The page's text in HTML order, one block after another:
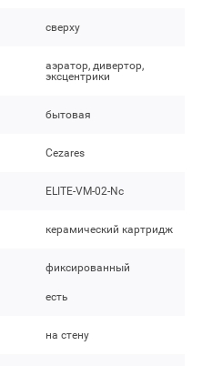
сверху
аэратор, дивертор,
эксцентрики
бытовая
Cezares
ELITE-VM-02-Nc
керамический картридж
фиксированный
есть
на стену